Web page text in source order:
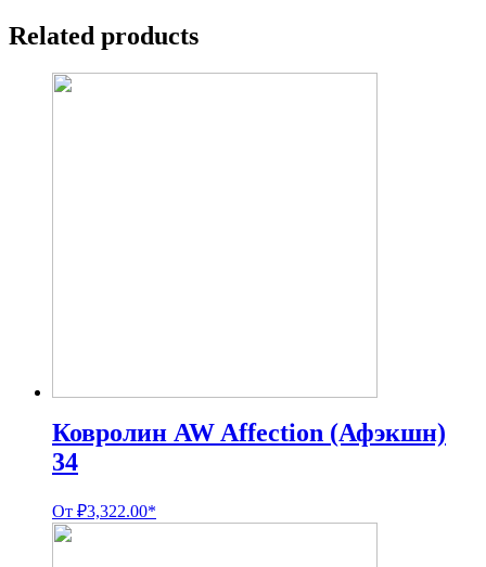
Related products
Ковролин AW Affection (Афэкшн)
34
От ₽3,322.00*